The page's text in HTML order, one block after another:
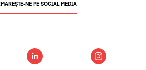
NE PE SOCIAL MEDIA